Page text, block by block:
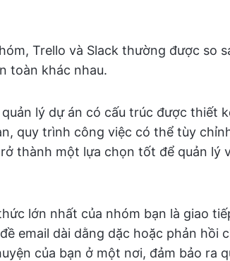
Trello và Slack thường được so
toàn khác nhau.
lý dự án có cấu trúc được thiết
quy trình công việc có thể tùy
thành một lựa chọn tốt để quản lý
lớn nhất của nhóm bạn là giao
email dài dằng dặc hoặc phản hồi
của bạn ở một nơi, đảm bảo ra